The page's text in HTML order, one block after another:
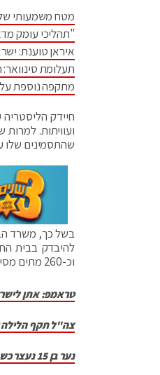
מטח משמעותי של
"תהליכי עומק
איראן טוענת:
תעלומת
מתקפה נוספת
חיידק
ועוויתות.
שהתסמינים שלו עלולים
וכ-260 מתים מסיבוכים רפואיים כתוצאה מההידבקות.
טראמפ: אתן
צה"ל תקף הלילה
נער בן 15 נעצר כשנהג בפרעות בטרקטורון